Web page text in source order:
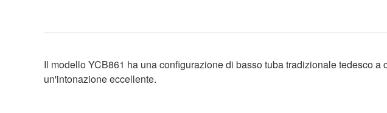
Il modello YCB861 ha una configurazione di basso tuba tradizionale tedesco
un'intonazione eccellente.